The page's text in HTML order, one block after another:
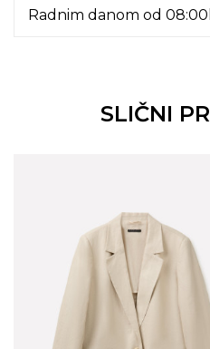
Radnim danom od
SLIČNI